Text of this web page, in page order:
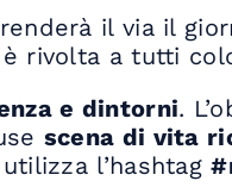
il via il
rivolta a tutti
e dintorni.
scena di vita
l’hashtag